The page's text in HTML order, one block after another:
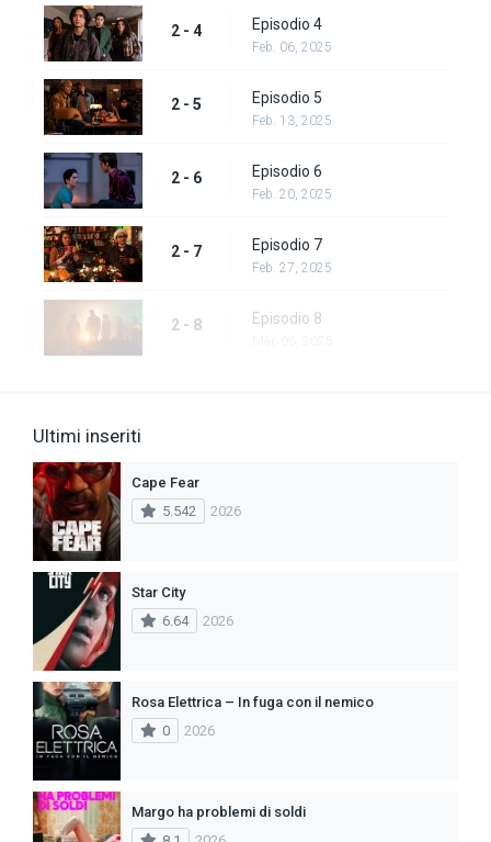
2 - 4 Episodio 4
Feb. 06, 2025
2 - 5 Episodio 5
Feb. 13, 2025
2 - 6 Episodio 6
Feb. 20, 2025
2 - 7 Episodio 7
Feb. 27, 2025
2 - 8 Episodio 8
Ultimi inseriti
Cape Fear
5.542
2026
Star City
6.64
2026
Rosa Elettrica – In fuga con il nemico
0
2026
Margo ha problemi di soldi